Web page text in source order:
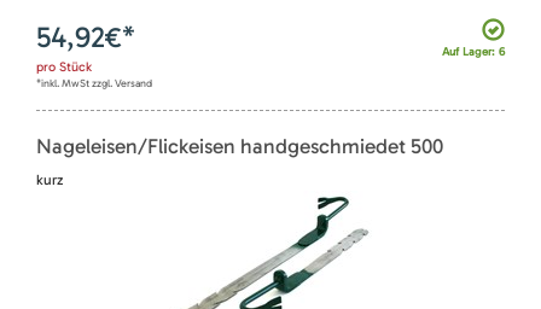
Auf Lager: 6
54,92€*
pro Stück
*inkl. MwSt zzgl. Versand
Nageleisen/Flickeisen handgeschmiedet 500
kurz